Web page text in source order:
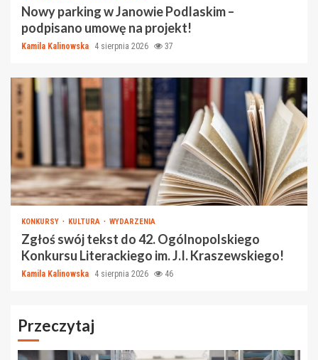
Nowy parking w Janowie Podlaskim –
podpisano umowę na projekt!
Kamila Kalinowska 4 sierpnia 2026 37
KONKURSY KULTURA WYDARZENIA
Zgłoś swój tekst do 42. Ogólnopolskiego
Konkursu Literackiego im. J.I. Kraszewskiego!
Kamila Kalinowska 4 sierpnia 2026 46
Przeczytaj